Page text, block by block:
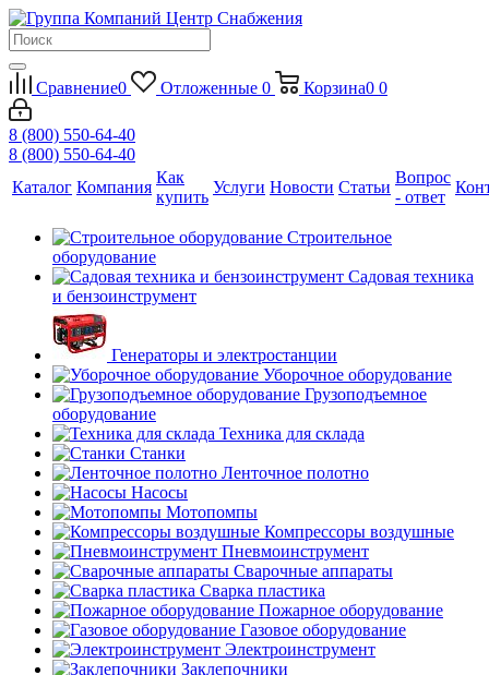
Сравнение0 Отложенные 0 Корзина0 0
8 (800) 550-64-40
8 (800) 550-64-40
Каталог Компания
Как
купить
Услуги Новости Статьи
Вопрос
- ответ
Строительное
оборудование
Садовая техника
и бензоинструмент
Генераторы и электростанции
Уборочное оборудование
Грузоподъемное
оборудование
Техника для склада
Станки
Ленточное полотно
Насосы
Мотопомпы
Компрессоры воздушные
Пневмоинструмент
Сварочные аппараты
Сварка пластика
Пожарное оборудование
Газовое оборудование
Электроинструмент
Заклепочники